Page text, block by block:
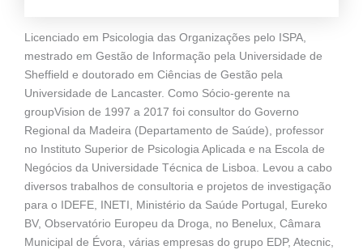
Licenciado em Psicologia das Organizações pelo ISPA,
mestrado em Gestão de Informação pela Universidade de
Sheffield e doutorado em Ciências de Gestão pela
Universidade de Lancaster. Como Sócio-gerente na
groupVision de 1997 a 2017 foi consultor do Governo
Regional da Madeira (Departamento de Saúde), professor
no Instituto Superior de Psicologia Aplicada e na Escola de
Negócios da Universidade Técnica de Lisboa. Levou a cabo
diversos trabalhos de consultoria e projetos de investigação
para o IDEFE, INETI, Ministério da Saúde Portugal, Eureko
BV, Observatório Europeu da Droga, no Benelux, Câmara
Municipal de Évora, várias empresas do grupo EDP, Atecnic,